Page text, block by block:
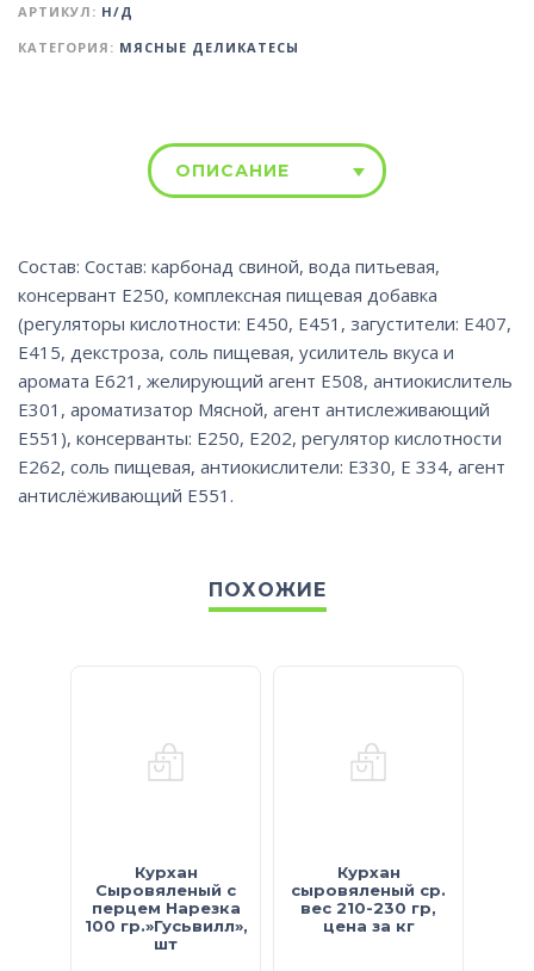
АРТИКУЛ: Н/Д
КАТЕГОРИЯ: МЯСНЫЕ ДЕЛИКАТЕСЫ
ОПИСАНИЕ
Состав: Состав: карбонад свиной, вода питьевая,
консервант Е250, комплексная пищевая добавка
(регуляторы кислотности: Е450, Е451, загустители: Е407,
Е415, декстроза, соль пищевая, усилитель вкуса и
аромата Е621, желирующий агент Е508, антиокислитель
Е301, ароматизатор Мясной, агент антислеживающий
Е551), консерванты: Е250, Е202, регулятор кислотности
Е262, соль пищевая, антиокислители: Е330, Е 334, агент
антислёживающий Е551.
ПОХОЖИЕ
Курхан
Сыровяленый с
перцем Нарезка
100 гр.»Гусьвилл»,
шт
Курхан
сыровяленый ср.
вес 210-230 гр,
цена за кг